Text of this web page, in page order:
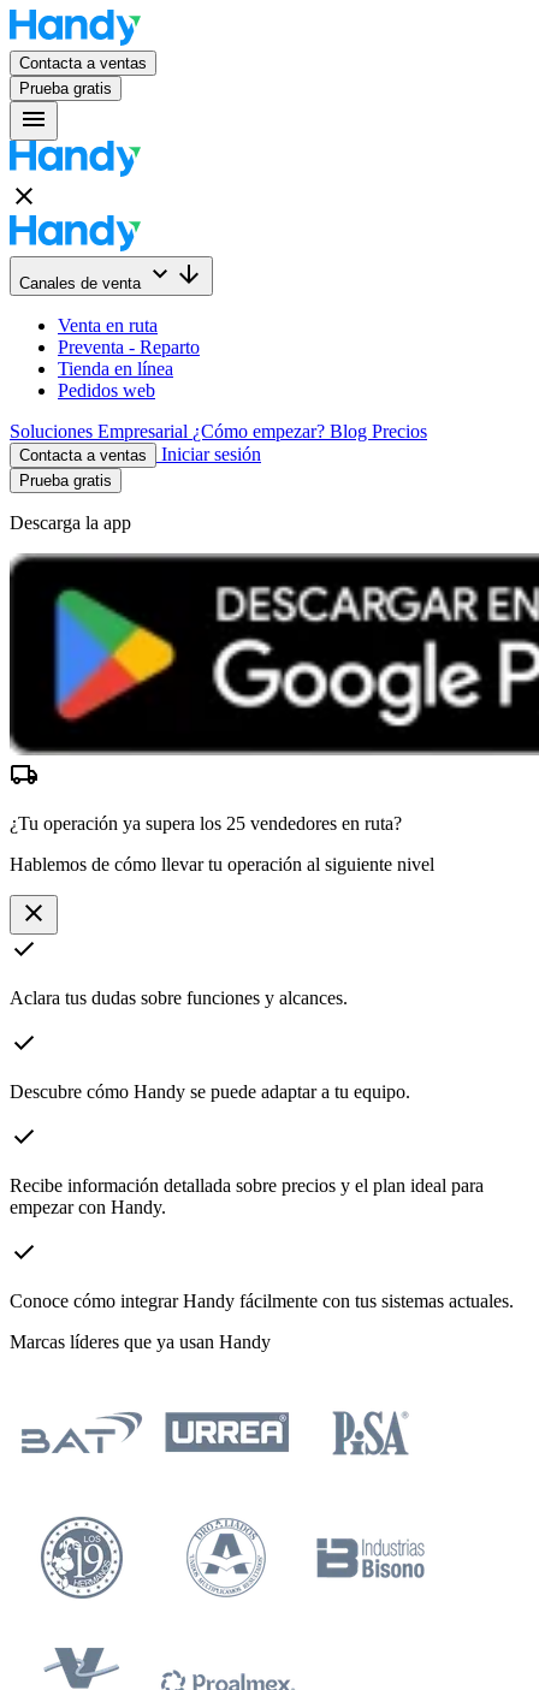
Contacta a ventas
Prueba gratis
menu
close
Canales de venta keyboard_arrow_down arrow_downward
Venta en ruta
Preventa - Reparto
Tienda en línea
Pedidos web
Soluciones Empresarial ¿Cómo empezar? Blog Precios
Contacta a ventas Iniciar sesión
Prueba gratis
Descarga la app
local_shipping
¿Tu operación ya supera los 25 vendedores en ruta?
Hablemos de cómo llevar tu operación al siguiente nivel
close
check
Aclara tus dudas sobre funciones y alcances.
check
Descubre cómo Handy se puede adaptar a tu equipo.
check
Recibe información detallada sobre precios y el plan ideal para
empezar con Handy.
check
Conoce cómo integrar Handy fácilmente con tus sistemas actuales.
Marcas líderes que ya usan Handy